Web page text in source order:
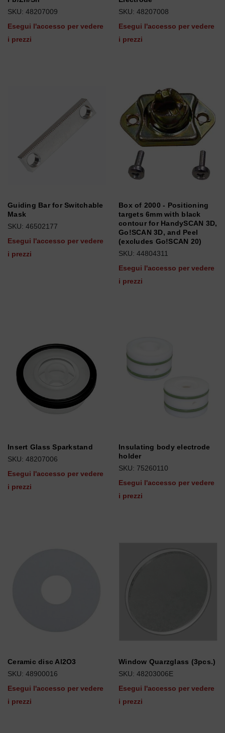
SKU: 48207009
Esegui l'accesso per vedere
i prezzi
SKU: 48207008
Esegui l'accesso per vedere
i prezzi
Guiding Bar for Switchable
Mask
SKU: 46502177
Esegui l'accesso per vedere
i prezzi
Box of 2000 - Positioning
targets 6mm with black
contour for HandySCAN 3D,
Go!SCAN 3D, and Peel
(excludes Go!SCAN 20)
SKU: 44804311
Esegui l'accesso per vedere
i prezzi
Insert Glass Sparkstand
SKU: 48207006
Esegui l'accesso per vedere
i prezzi
Insulating body electrode
holder
SKU: 75260110
Esegui l'accesso per vedere
i prezzi
Ceramic disc Al2O3
SKU: 48900016
Esegui l'accesso per vedere
i prezzi
Window Quarzglass (3pcs.)
SKU: 48203006E
Esegui l'accesso per vedere
i prezzi